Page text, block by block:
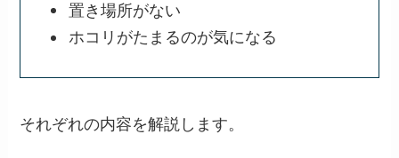
置き場所がない
ホコリがたまるのが気になる
それぞれの内容を解説します。